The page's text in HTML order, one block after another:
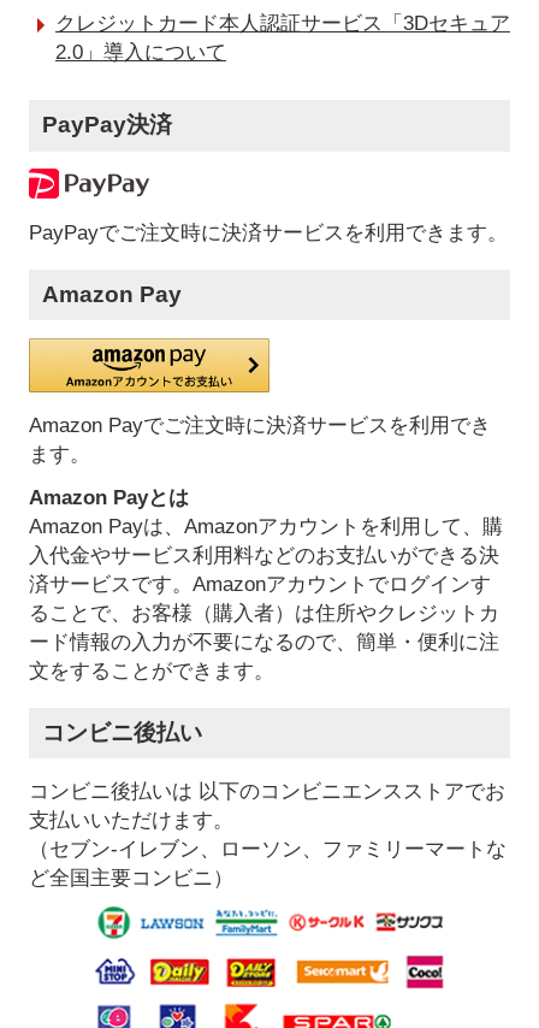
クレジットカード本人認証サービス「3Dセキュア
2.0」導入について
PayPay決済
PayPayでご注文時に決済サービスを利用できます。
Amazon Pay
Amazon Payでご注文時に決済サービスを利用でき
ます。
Amazon Payとは
Amazon Payは、Amazonアカウントを利用して、購
入代金やサービス利用料などのお支払いができる決
済サービスです。Amazonアカウントでログインす
ることで、お客様（購入者）は住所やクレジットカ
ード情報の入力が不要になるので、簡単・便利に注
文をすることができます。
コンビニ後払い
コンビニ後払いは 以下のコンビニエンスストアでお
支払いいただけます。
（セブン-イレブン、ローソン、ファミリーマートな
ど全国主要コンビニ）